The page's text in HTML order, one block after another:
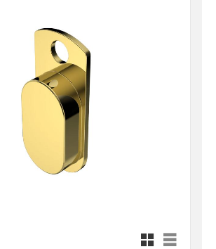
Rutnätsvy
Listvy